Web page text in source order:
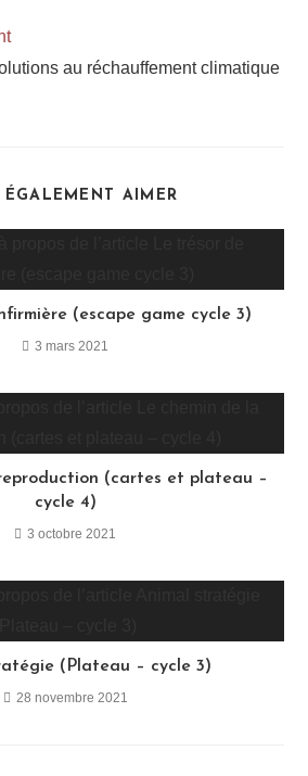
au réchauffement climatique
AIMER
(escape game cycle 3)
3 mars 2021
(cartes et plateau –
cycle 4)
3 octobre 2021
(Plateau – cycle 3)
28 novembre 2021